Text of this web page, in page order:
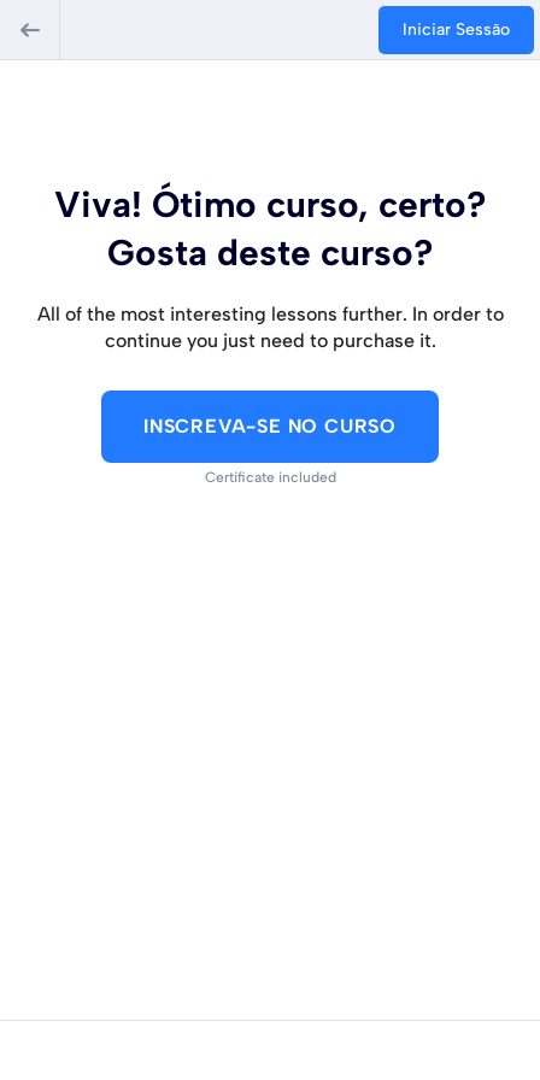
Iniciar Sessão
Viva! Ótimo curso, certo?
Gosta deste curso?
All of the most interesting lessons further. In order to
continue you just need to purchase it.
INSCREVA-SE NO CURSO
Certificate included